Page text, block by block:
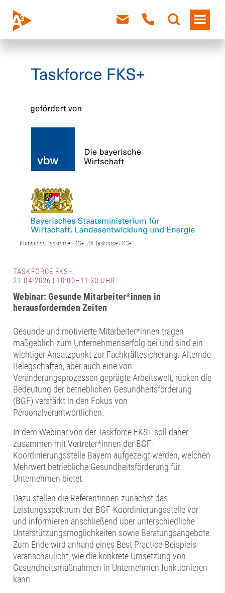
TASKFORCE FKS+
21.04.2026 | 10:00–11:30 UHR
Webinar: Gesunde Mitarbeiter*innen in
herausfordernden Zeiten
Gesunde und motivierte Mitarbeiter*innen tragen
maßgeblich zum Unternehmenserfolg bei und sind ein
wichtiger Ansatzpunkt zur Fachkräftesicherung. Alternde
Belegschaften, aber auch eine von
Veränderungsprozessen geprägte Arbeitswelt, rücken die
Bedeutung der betrieblichen Gesundheitsförderung
(BGF) verstärkt in den Fokus von
Personalverantwortlichen.
In dem Webinar von der Taskforce FKS+ soll daher
zusammen mit Vertreter*innen der BGF-
Koordinierungsstelle Bayern aufgezeigt werden, welchen
Mehrwert betriebliche Gesundheitsförderung für
Unternehmen bietet.
Dazu stellen die Referentinnen zunächst das
Leistungsspektrum der BGF-Koordinierungsstelle vor
und informieren anschließend über unterschiedliche
Unterstützungsmöglichkeiten sowie Beratungsangebote.
Zum Ende wird anhand eines Best Practice-Beispiels
veranschaulicht, wie die konkrete Umsetzung von
Gesundheitsmaßnahmen in Unternehmen funktionieren
kann.